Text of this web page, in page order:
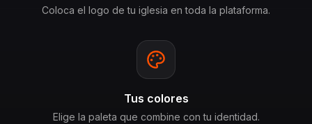
Coloca el logo de tu iglesia en toda la plataforma.
Tus colores
Elige la paleta que combine con tu identidad.